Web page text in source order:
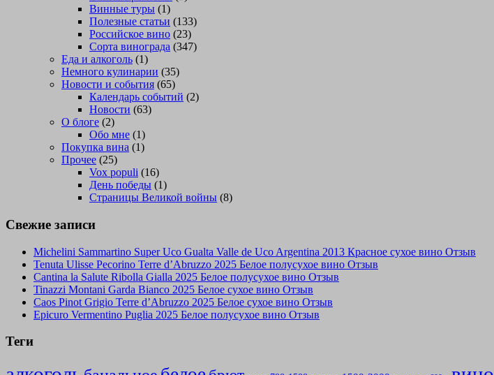
Винные туры (1)
Полезные статьи (133)
Российское вино (23)
Сорта винограда (347)
Еда и алкоголь (1)
Немного кулинарии (35)
Новости и события (65)
Календарь событий (2)
Новости (63)
О блоге (2)
Обо мне (1)
Покупка вина (1)
Прочее (25)
Vox populi (16)
День победы (1)
Страницы Великой войны (8)
Свежие записи
Michelini Sammartino Super Uco Gualta Valle de Uco Argentina 2013 Красное сухое вино Отзыв
Tenuta Ulisse Pecorino Terre d’Abruzzo 2025 Белое полусухое вино Отзыв
Cantina la Salute Ribolla Gialla 2025 Белое полусухое вино Отзыв
Tinazzi Montani Garda Bianco 2025 Белое сухое вино Отзыв
Caos Pinot Grigio Terre d’Abruzzo 2025 Белое сухое вино Отзыв
Epicuro Vermentino Puglia 2025 Белое полусухое вино Отзыв
Теги